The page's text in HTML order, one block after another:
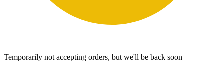
Temporarily not accepting orders, but we'll be back soon